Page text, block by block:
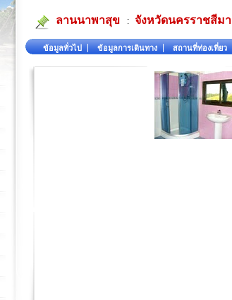
ลานนาพาสุข : จังหวัดนครราชสีมา
ข้อมูลทั่วไป ข้อมูลการเดินทาง สถานที่ท่องเที่ยว